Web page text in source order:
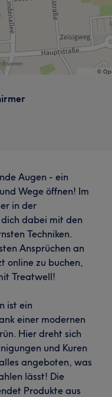
Augen - ein
Wege öffnen! Im
in der
dabei mit den
Techniken.
Ansprüchen an
online zu buchen,
Treatwell!
ist ein
einer modernen
Hier dreht sich
und Kuren
angeboten, was
lässt! Die
Produkte aus